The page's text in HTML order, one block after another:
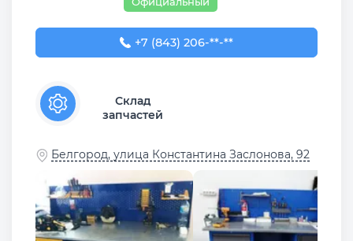
+7 (843) 206-03-65
+7 (843) 206-**-**
Склад
запчастей
Белгород, улица Константина Заслонова, 92